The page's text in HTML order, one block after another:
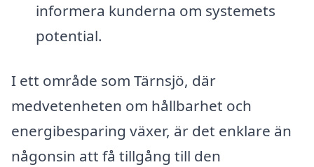
informera kunderna om systemets
potential.
I ett område som Tärnsjö, där
medvetenheten om hållbarhet och
energibesparing växer, är det enklare än
någonsin att få tillgång till den